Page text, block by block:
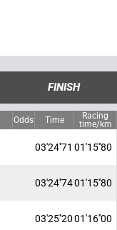
FINISH
Odds Time
Racing
time/km
03'24''71 01'15''80
03'24''7401'15''80
03'25''2001'16''00